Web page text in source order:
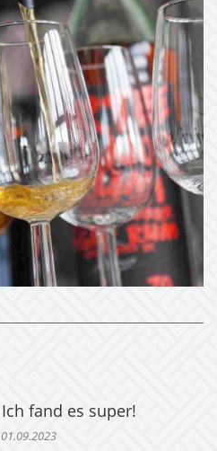
Ich fand es super!